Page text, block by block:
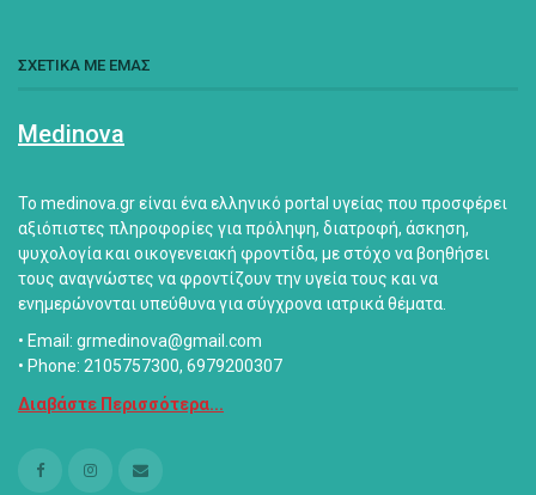
ΣΧΕΤΙΚΑ ΜΕ ΕΜΑΣ
Medinova
Το medinova.gr είναι ένα ελληνικό portal υγείας που προσφέρει
αξιόπιστες πληροφορίες για πρόληψη, διατροφή, άσκηση,
ψυχολογία και οικογενειακή φροντίδα, με στόχο να βοηθήσει
τους αναγνώστες να φροντίζουν την υγεία τους και να
ενημερώνονται υπεύθυνα για σύγχρονα ιατρικά θέματα.
• Email: grmedinova@gmail.com
• Phone: 2105757300, 6979200307
Διαβάστε Περισσότερα...